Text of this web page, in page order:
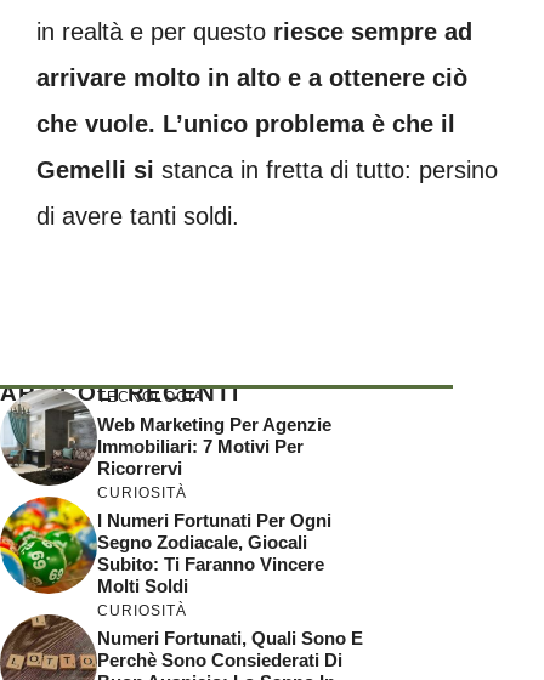
in realtà e per questo riesce sempre ad
arrivare molto in alto e a ottenere ciò
che vuole. L’unico problema è che il
Gemelli si stanca in fretta di tutto: persino
di avere tanti soldi.
ARTICOLI RECENTI
TECNOLOGIA
Web Marketing Per Agenzie
Immobiliari: 7 Motivi Per
Ricorrervi
CURIOSITÀ
I Numeri Fortunati Per Ogni
Segno Zodiacale, Giocali
Subito: Ti Faranno Vincere
Molti Soldi
CURIOSITÀ
Numeri Fortunati, Quali Sono E
Perchè Sono Consiederati Di